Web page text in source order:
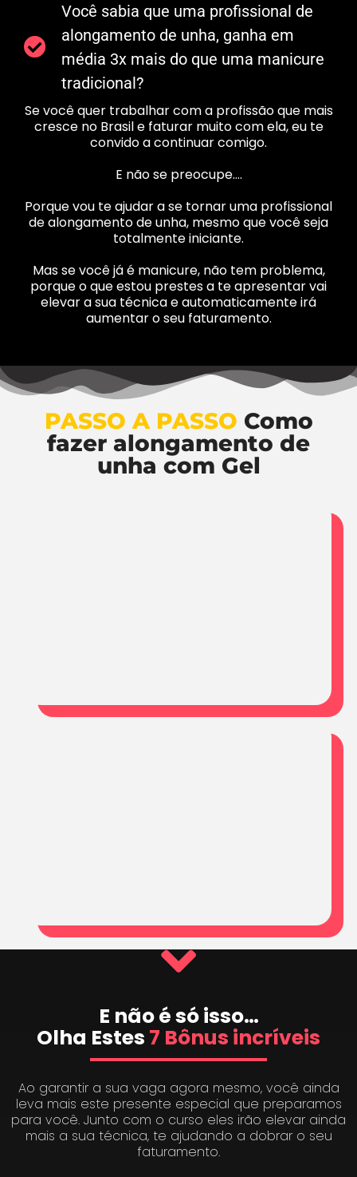
Você sabia que uma profissional de
alongamento de unha, ganha em
média 3x mais do que uma manicure
tradicional?
Se você quer trabalhar com a profissão que mais
cresce no Brasil e faturar muito com ela, eu te
convido a continuar comigo.
E não se preocupe….
Porque vou te ajudar a se tornar uma profissional
de alongamento de unha, mesmo que você seja
totalmente iniciante.
Mas se você já é manicure, não tem problema,
porque o que estou prestes a te apresentar vai
elevar a sua técnica e automaticamente irá
aumentar o seu faturamento.
PASSO A PASSO Como
fazer alongamento de
unha com Gel
E não é só isso…
Olha Estes 7 Bônus incríveis
Ao garantir a sua vaga agora mesmo, você ainda
leva mais este presente especial que preparamos
para você. Junto com o curso eles irão elevar ainda
mais a sua técnica, te ajudando a dobrar o seu
faturamento.